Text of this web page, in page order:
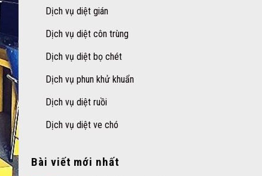
Dịch vụ diệt gián
Dịch vụ diệt côn trùng
Dịch vụ diệt bọ chét
Dịch vụ phun khử khuẩn
Dịch vụ diệt ruồi
Dịch vụ diệt ve chó
Bài viết mới nhất